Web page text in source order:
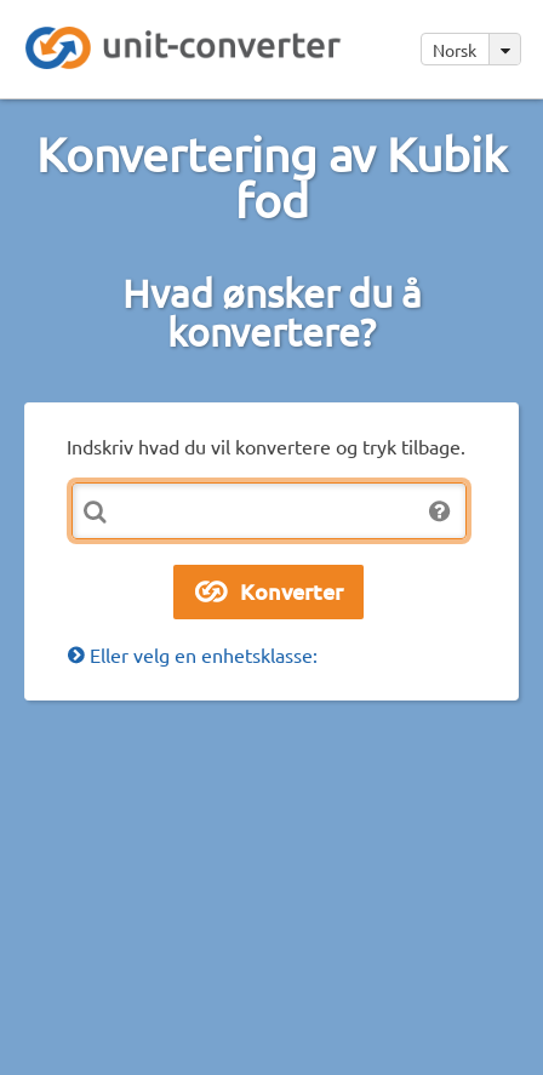
Norsk
Konvertering av Kubik
fod
Hvad ønsker du å
konvertere?
Indskriv hvad du vil konvertere og tryk tilbage.
Eller velg en enhetsklasse: